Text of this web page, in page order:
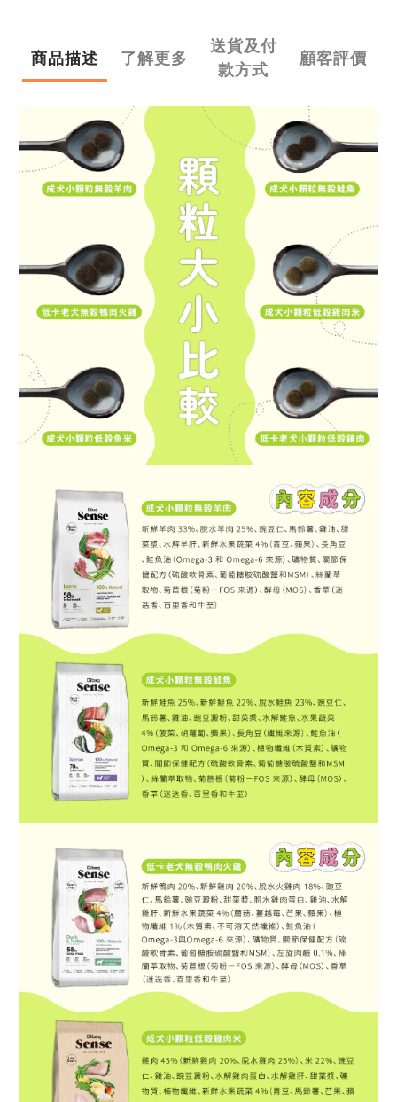
商品描述 了解更多
送貨及付
款方式
顧客評價